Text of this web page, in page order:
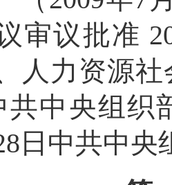
审议批准
人力资源社
共中央组织
日中共中央